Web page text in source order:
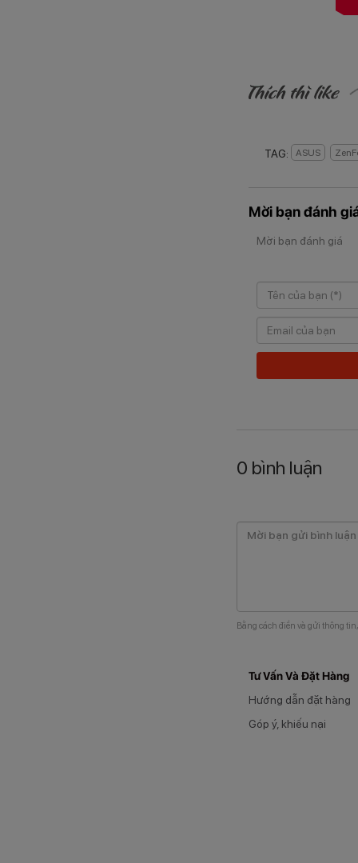
TAG: ASUS
Mời bạn đánh
Mời bạn đánh giá
0 bình luận
Bằng cách điền và gửi thông
Tư Vấn Và Đặt Hàng
Hướng dẫn đặt hàng
Góp ý, khiếu nại